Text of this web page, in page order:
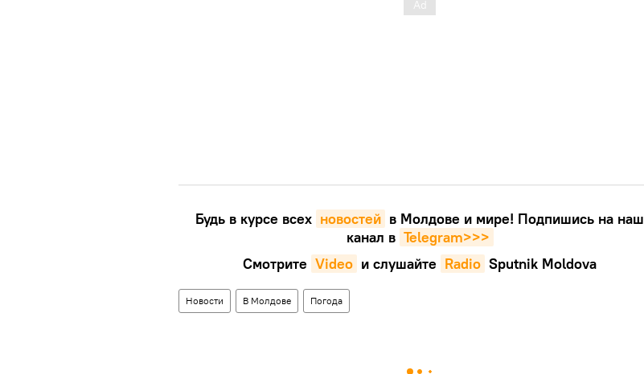
Будь в курсе всех новостей в Молдове и мире! Подпишись на наш
канал в Telegram>>>
Смотрите Video и слушайте Radio Sputnik Moldova
Новости В Молдове Погода